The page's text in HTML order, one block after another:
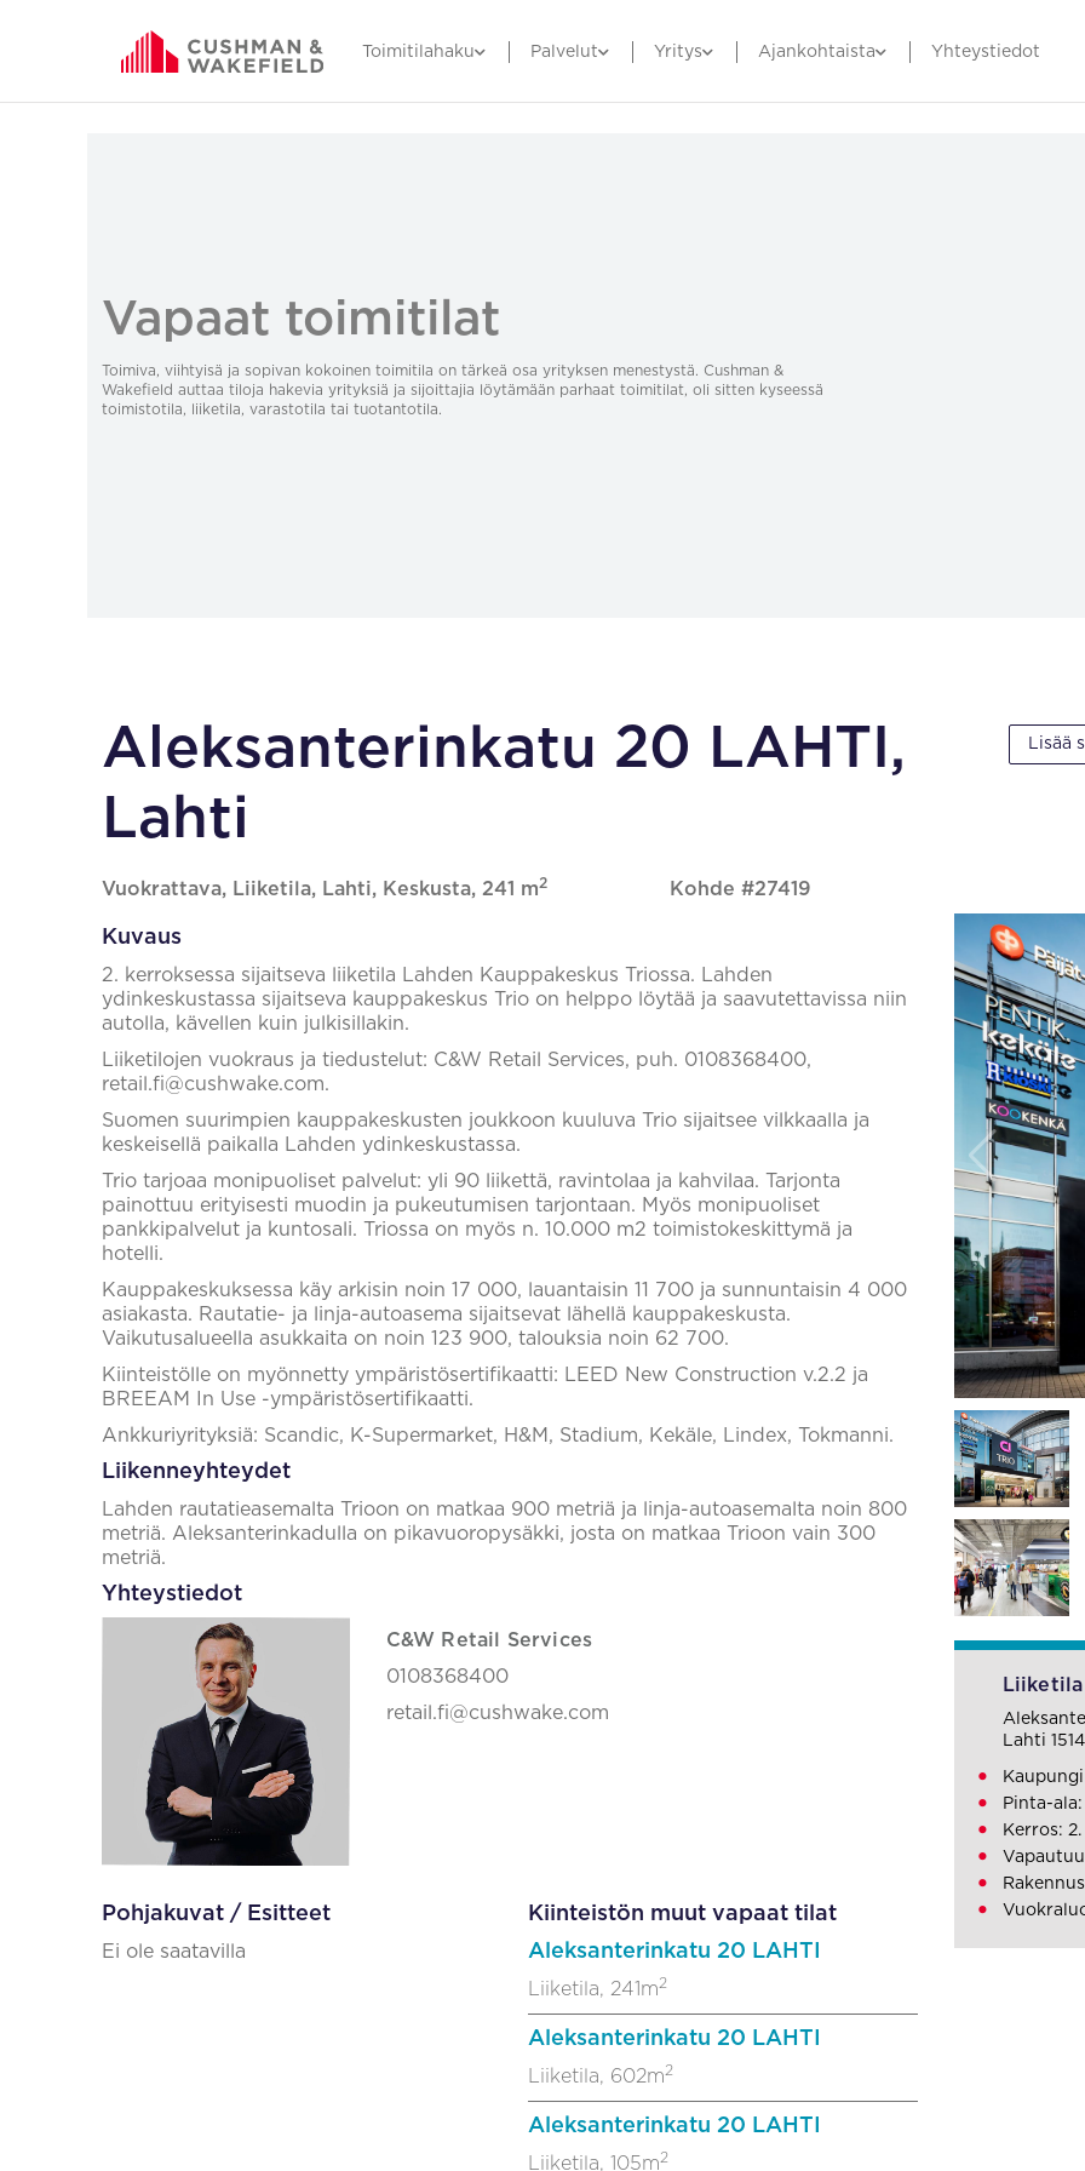
Toimitilahaku Palvelut Yritys Ajankohtaista Yhteystiedot
Vapaat toimitilat
Toimiva, viihtyisä ja sopivan kokoinen toimitila on tärkeä osa yrityksen menestystä. Cushman &
Wakefield auttaa tiloja hakevia yrityksiä ja sijoittajia löytämään parhaat toimitilat, oli sitten kyseessä
toimistotila, liiketila, varastotila tai tuotantotila.
Aleksanterinkatu 20 LAHTI,
Lahti
Vuokrattava, Liiketila, Lahti, Keskusta, 241 m2 Kohde #27419
Lisää
Kuvaus
2. kerroksessa sijaitseva liiketila Lahden Kauppakeskus Triossa. Lahden
ydinkeskustassa sijaitseva kauppakeskus Trio on helppo löytää ja saavutettavissa niin
autolla, kävellen kuin julkisillakin.
Liiketilojen vuokraus ja tiedustelut: C&W Retail Services, puh. 0108368400,
retail.fi@cushwake.com.
Suomen suurimpien kauppakeskusten joukkoon kuuluva Trio sijaitsee vilkkaalla ja
keskeisellä paikalla Lahden ydinkeskustassa.
Trio tarjoaa monipuoliset palvelut: yli 90 liikettä, ravintolaa ja kahvilaa. Tarjonta
painottuu erityisesti muodin ja pukeutumisen tarjontaan. Myös monipuoliset
pankkipalvelut ja kuntosali. Triossa on myös n. 10.000 m2 toimistokeskittymä ja
hotelli.
Kauppakeskuksessa käy arkisin noin 17 000, lauantaisin 11 700 ja sunnuntaisin 4 000
asiakasta. Rautatie- ja linja-autoasema sijaitsevat lähellä kauppakeskusta.
Vaikutusalueella asukkaita on noin 123 900, talouksia noin 62 700.
Kiinteistölle on myönnetty ympäristösertifikaatti: LEED New Construction v.2.2 ja
BREEAM In Use -ympäristösertifikaatti.
Ankkuriyrityksiä: Scandic, K-Supermarket, H&M, Stadium, Kekäle, Lindex, Tokmanni.
Liikenneyhteydet
Lahden rautatieasemalta Trioon on matkaa 900 metriä ja linja-autoasemalta noin 800
metriä. Aleksanterinkadulla on pikavuoropysäkki, josta on matkaa Trioon vain 300
metriä.
Yhteystiedot
C&W Retail Services
0108368400
retail.fi@cushwake.com
Pohjakuvat / Esitteet
Ei ole saatavilla
Kiinteistön muut vapaat tilat
Aleksanterinkatu 20 LAHTI
Liiketila, 241m2
Aleksanterinkatu 20 LAHTI
Liiketila, 602m2
Aleksanterinkatu 20 LAHTI
Liiketila, 105m2
Liiketila
Lahti
Pinta-ala:
Kerros: